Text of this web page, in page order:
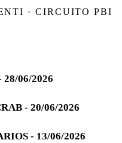
· CIRCUITO PBI
06/2026
- 20/06/2026
- 13/06/2026